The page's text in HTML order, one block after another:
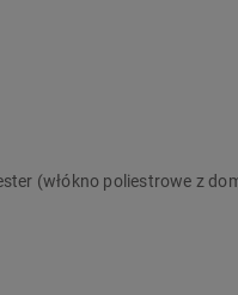
(włókno poliestrowe z